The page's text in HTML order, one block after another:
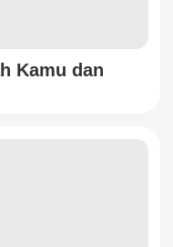
Kamu dan